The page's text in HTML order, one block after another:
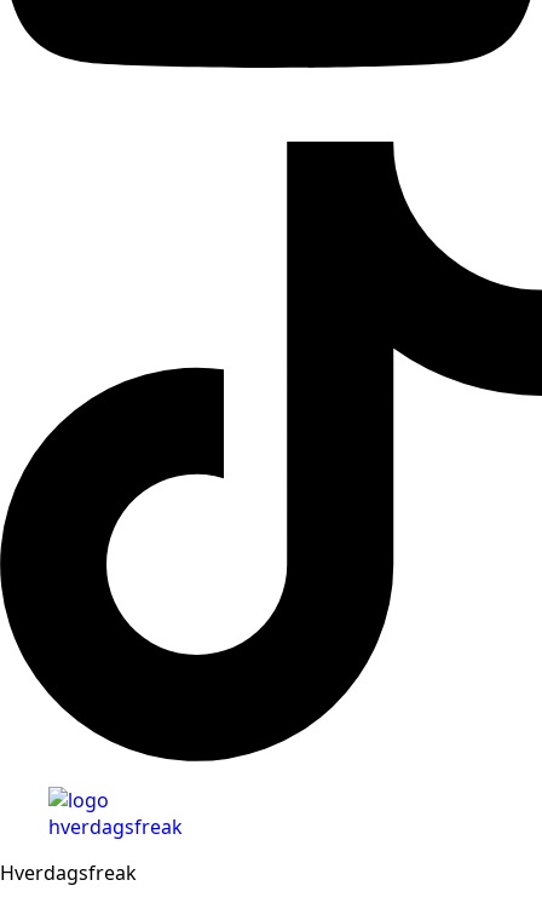
Hverdagsfreak